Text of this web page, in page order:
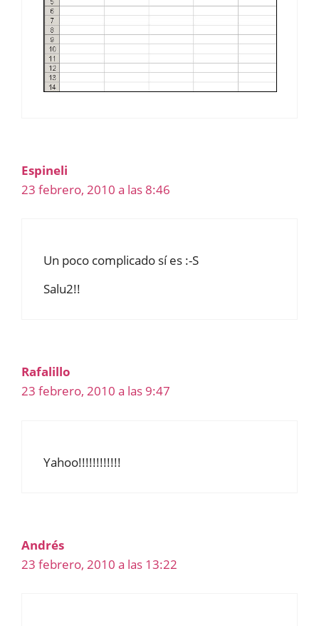
Espineli
23 febrero, 2010 a las 8:46
Un poco complicado sí es :-S
Salu2!!
Rafalillo
23 febrero, 2010 a las 9:47
Yahoo!!!!!!!!!!!!
Andrés
23 febrero, 2010 a las 13:22